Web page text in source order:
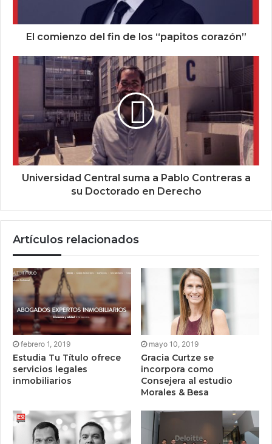
El comienzo del fin de los “papitos corazón”
Universidad Central suma a Pablo Contreras a
su Doctorado en Derecho
Artículos relacionados
febrero 1, 2019
Estudia Tu Título ofrece
servicios legales
inmobiliarios
mayo 10, 2019
Gracia Curtze se
incorpora como
Consejera al estudio
Morales & Besa